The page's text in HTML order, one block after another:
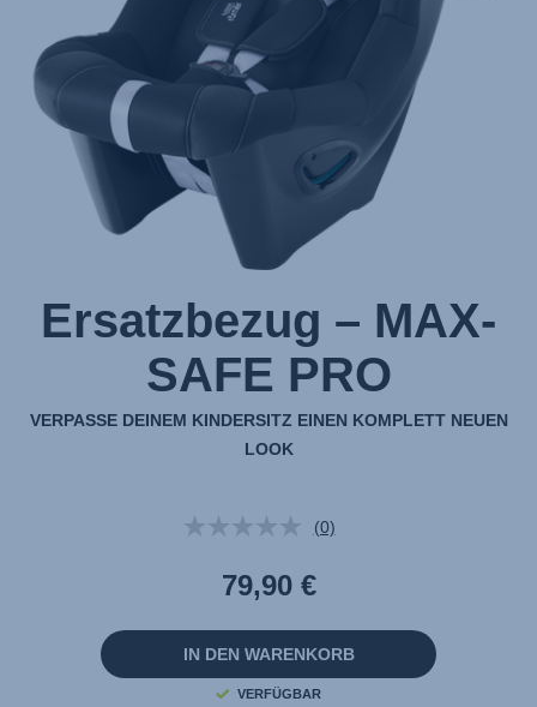
Ersatzbezug – MAX-
SAFE PRO
VERPASSE DEINEM KINDERSITZ EINEN KOMPLETT NEUEN
LOOK
Kein
Link
auf
Seite.
(0)
79,90 €
IN DEN WARENKORB
VERFÜGBAR